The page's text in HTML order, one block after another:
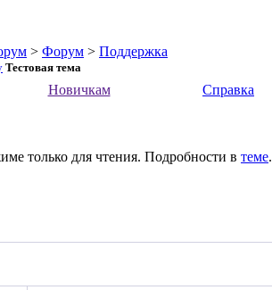
> Форум > Поддержка
Тестовая тема
Новичкам Справка
только для чтения. Подробности в теме.